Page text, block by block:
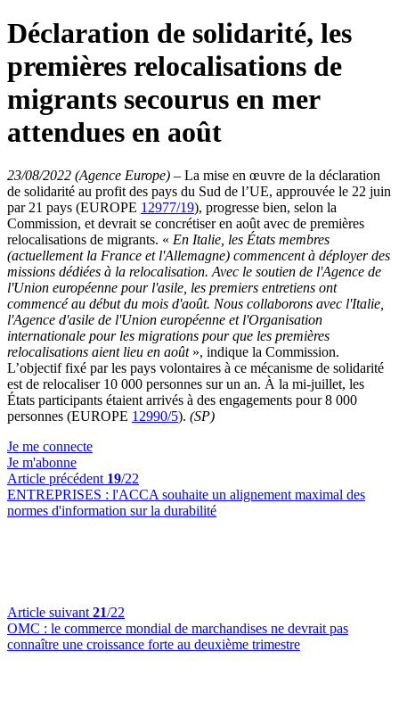
Déclaration de solidarité, les
premières relocalisations de
migrants secourus en mer
attendues en août
23/08/2022 (Agence Europe) – La mise en œuvre de la déclaration
de solidarité au profit des pays du Sud de l’UE, approuvée le 22 juin
par 21 pays (EUROPE 12977/19), progresse bien, selon la
Commission, et devrait se concrétiser en août avec de premières
relocalisations de migrants. « En Italie, les États membres
(actuellement la France et l'Allemagne) commencent à déployer des
missions dédiées à la relocalisation. Avec le soutien de l'Agence de
l'Union européenne pour l'asile, les premiers entretiens ont
commencé au début du mois d'août. Nous collaborons avec l'Italie,
l'Agence d'asile de l'Union européenne et l'Organisation
internationale pour les migrations pour que les premières
relocalisations aient lieu en août », indique la Commission.
L’objectif fixé par les pays volontaires à ce mécanisme de solidarité
est de relocaliser 10 000 personnes sur un an. À la mi-juillet, les
États participants étaient arrivés à des engagements pour 8 000
personnes (EUROPE 12990/5). (SP)
Je me connecte
Je m'abonne
Article précédent 19/22
ENTREPRISES : l'ACCA souhaite un alignement maximal des
normes d'information sur la durabilité
Article suivant 21/22
OMC : le commerce mondial de marchandises ne devrait pas
connaître une croissance forte au deuxième trimestre